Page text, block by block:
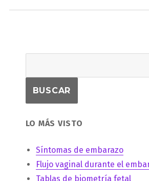
LO MÁS VISTO
Síntomas de embarazo
Flujo vaginal durante el
Tablas de biometría fetal